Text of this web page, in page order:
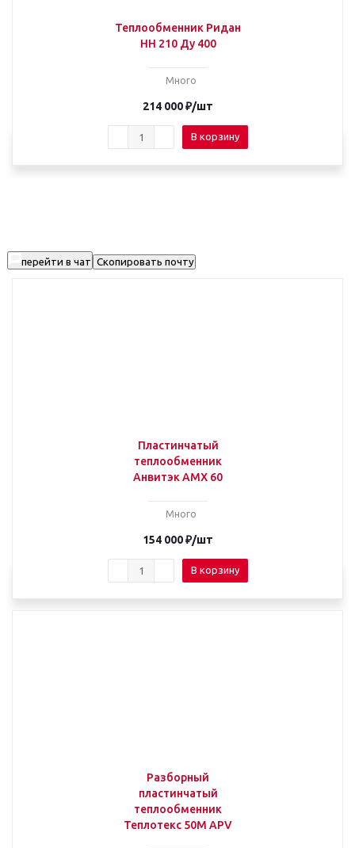
Теплообменник Ридан
НН 210 Ду 400
Много
214 000₽/шт
В корзину
перейти в чат Скопировать почту
Пластинчатый
теплообменник
Анвитэк AMX 60
Много
154 000₽/шт
В корзину
Разборный
пластинчатый
теплообменник
Теплотекс 50M APV